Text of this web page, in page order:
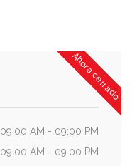
Ahora cerrado
09:00 AM - 09:00 PM
09:00 AM - 09:00 PM